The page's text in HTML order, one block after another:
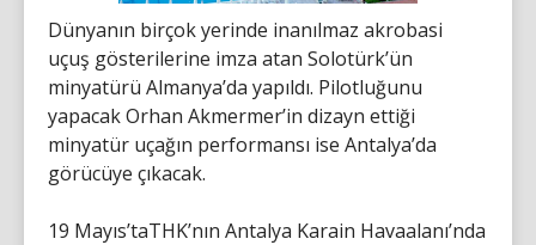
Dünyanın birçok yerinde inanılmaz akrobasi
uçuş gösterilerine imza atan Solotürk’ün
minyatürü Almanya’da yapıldı. Pilotluğunu
yapacak Orhan Akmermer’in dizayn ettiği
minyatür uçağın performansı ise Antalya’da
görücüye çıkacak.
19 Mayıs’taTHK’nın Antalya Karain Havaalanı’nda